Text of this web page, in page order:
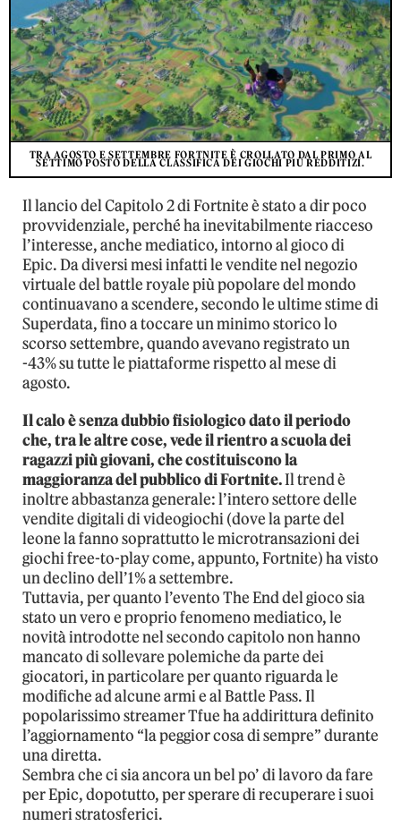
TRA AGOSTO E SETTEMBRE FORTNITE È CROLLATO DAL PRIMO AL
SETTIMO POSTO DELLA CLASSIFICA DEI GIOCHI PIÙ REDDITIZI.
Il lancio del Capitolo 2 di Fortnite è stato a dir poco
provvidenziale, perché ha inevitabilmente riacceso
l’interesse, anche mediatico, intorno al gioco di
Epic. Da diversi mesi infatti le vendite nel negozio
virtuale del battle royale più popolare del mondo
continuavano a scendere, secondo le ultime stime di
Superdata, fino a toccare un minimo storico lo
scorso settembre, quando avevano registrato un
-43% su tutte le piattaforme rispetto al mese di
agosto.
Il calo è senza dubbio fisiologico dato il periodo
che, tra le altre cose, vede il rientro a scuola dei
ragazzi più giovani, che costituiscono la
maggioranza del pubblico di Fortnite.Il trend è
inoltre abbastanza generale: l’intero settore delle
vendite digitali di videogiochi (dove la parte del
leone la fanno soprattutto le microtransazioni dei
giochi free-to-play come, appunto, Fortnite) ha visto
un declino dell’1% a settembre.
Tuttavia, per quanto l’evento The End del gioco sia
stato un vero e proprio fenomeno mediatico, le
novità introdotte nel secondo capitolo non hanno
mancato di sollevare polemiche da parte dei
giocatori, in particolare per quanto riguarda le
modifiche ad alcune armi e al Battle Pass. Il
popolarissimo streamer Tfue ha addirittura definito
l’aggiornamento “la peggior cosa di sempre” durante
una diretta.
Sembra che ci sia ancora un bel po’ di lavoro da fare
per Epic, dopotutto, per sperare di recuperare i suoi
numeri stratosferici.